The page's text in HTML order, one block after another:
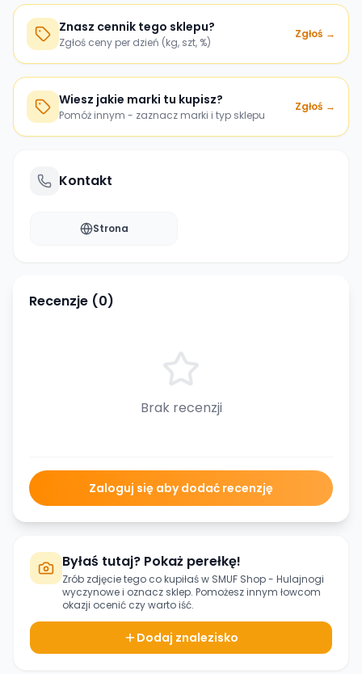
Znasz cennik tego sklepu?
Zgłoś ceny per dzień (kg, szt, %)
Zgłoś →
Wiesz jakie marki tu kupisz?
Pomóż innym - zaznacz marki i typ sklepu
Zgłoś →
Kontakt
Strona
Recenzje (0)
Brak recenzji
Zaloguj się aby dodać recenzję
Byłaś tutaj? Pokaż perełkę!
Zrób zdjęcie tego co kupiłaś w SMUF Shop - Hulajnogi
wyczynowei oznacz sklep. Pomożesz innym łowcom
okazji ocenić czy warto iść.
Dodaj znalezisko